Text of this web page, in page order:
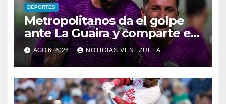
DEPORTES
Metropolitanos da el golpe
ante La Guaira y comparte el
liderato
AGO 6, 2026 NOTICIAS VENEZUELA